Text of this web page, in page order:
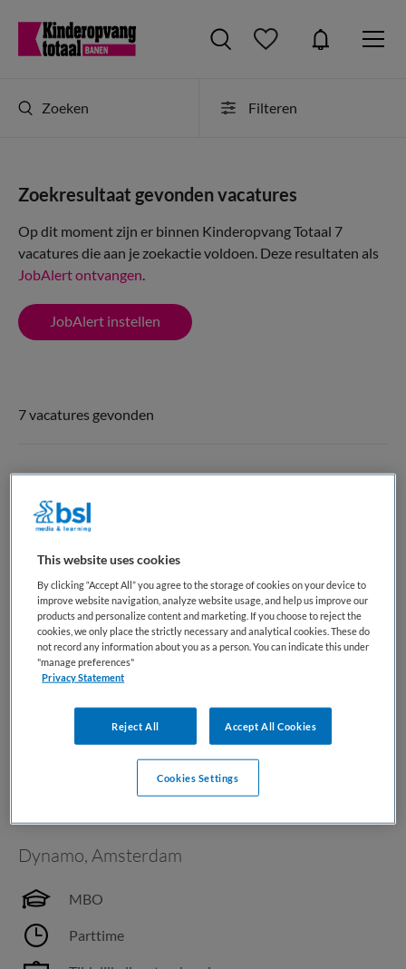
Zoeken Filteren
Zoekresultaat gevonden vacatures
Op dit moment zijn er binnen Kinderopvang Totaal 7
vacatures die aan je zoekactie voldoen. Deze resultaten als
JobAlert ontvangen.
JobAlert instellen
7 vacatures gevonden
Kinderopvang Zeeuws-Vlaanderen
Fulltime
Vaste aanstelling
Bekijk vacature Bewaren
Dynamo, Amsterdam
MBO
Parttime
This website uses cookies
By clicking “Accept All” you agree to the storage of cookies on your device to
improve website navigation, analyze website usage, and help us improve our
products and personalize content and marketing. If you choose to reject the
cookies, we only place the strictly necessary and analytical cookies. These do
not record any information about you as a person. You can indicate this under
"manage preferences"
Privacy Statement
Reject All Accept All Cookies
Cookies Settings